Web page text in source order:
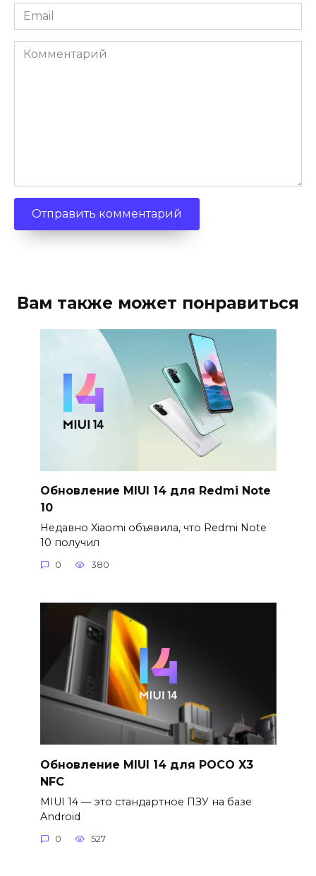
Email
*
Комментарий
Вам также может понравиться
Обновление MIUI 14 для Redmi Note
10
Недавно Xiaomi объявила, что Redmi Note
10 получил
0 380
Обновление MIUI 14 для POCO X3
NFC
MIUI 14 — это стандартное ПЗУ на базе
Android
0 527